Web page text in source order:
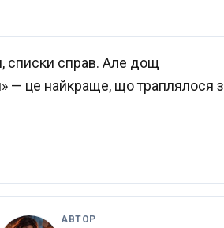
списки справ. Але дощ
— це найкраще, що траплялося з
АВТОР